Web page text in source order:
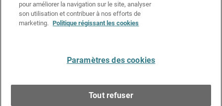
Politique de confidentialité
Charte Graphique
pour améliorer la navigation sur le site, analyser
son utilisation et contribuer à nos efforts de
marketing. Politique régissant les cookies
Paramètres des cookies
Tout refuser